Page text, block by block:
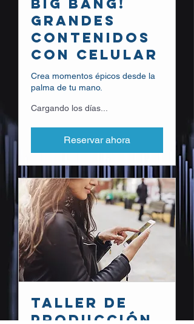
BIG BANG!
Grandes
contenidos
con celular
Crea momentos épicos desde la
palma de tu mano.
Cargando los días...
Reservar ahora
Taller de
Producción